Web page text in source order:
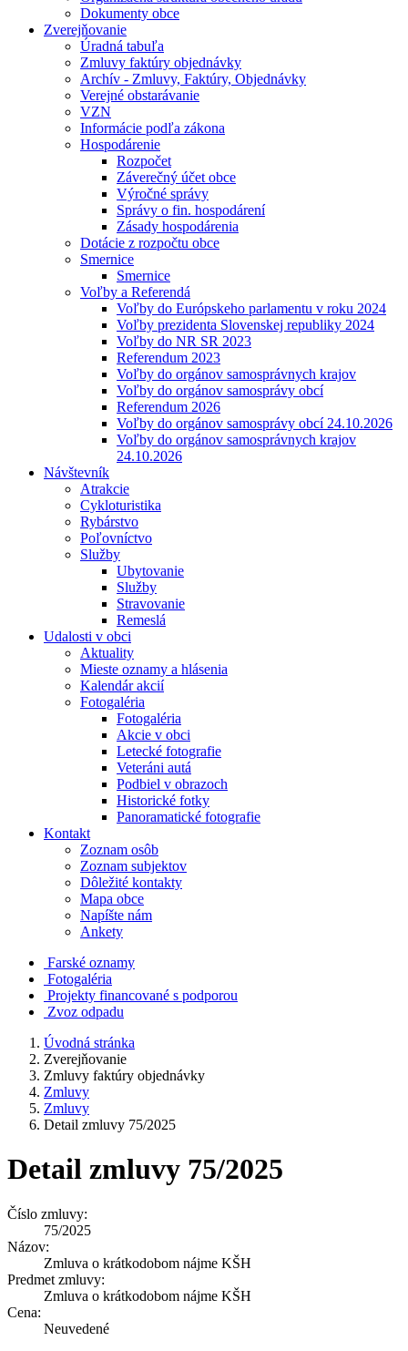
Dokumenty obce
Zverejňovanie
Úradná tabuľa
Zmluvy faktúry objednávky
Archív - Zmluvy, Faktúry, Objednávky
Verejné obstarávanie
VZN
Informácie podľa zákona
Hospodárenie
Rozpočet
Záverečný účet obce
Výročné správy
Správy o fin. hospodárení
Zásady hospodárenia
Dotácie z rozpočtu obce
Smernice
Smernice
Voľby a Referendá
Voľby do Európskeho parlamentu v roku 2024
Voľby prezidenta Slovenskej republiky 2024
Voľby do NR SR 2023
Referendum 2023
Voľby do orgánov samosprávnych krajov
Voľby do orgánov samosprávy obcí
Referendum 2026
Voľby do orgánov samosprávy obcí 24.10.2026
Voľby do orgánov samosprávnych krajov
24.10.2026
Návštevník
Atrakcie
Cykloturistika
Rybárstvo
Poľovníctvo
Služby
Ubytovanie
Služby
Stravovanie
Remeslá
Udalosti v obci
Aktuality
Mieste oznamy a hlásenia
Kalendár akcií
Fotogaléria
Fotogaléria
Akcie v obci
Letecké fotografie
Veteráni autá
Podbiel v obrazoch
Historické fotky
Panoramatické fotografie
Kontakt
Zoznam osôb
Zoznam subjektov
Dôležité kontakty
Mapa obce
Napíšte nám
Ankety
Farské oznamy
Fotogaléria
Projekty financované s podporou
Zvoz odpadu
Úvodná stránka
Zverejňovanie
Zmluvy faktúry objednávky
Zmluvy
Zmluvy
Detail zmluvy 75/2025
Detail zmluvy 75/2025
Číslo zmluvy:
75/2025
Názov:
Zmluva o krátkodobom nájme KŠH
Predmet zmluvy:
Zmluva o krátkodobom nájme KŠH
Cena:
Neuvedené